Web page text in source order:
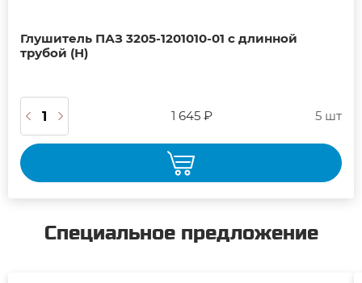
Глушитель ПАЗ 3205-1201010-01 с длинной
трубой (Н)
1 645 ₽ 5 шт
Специальное предложение